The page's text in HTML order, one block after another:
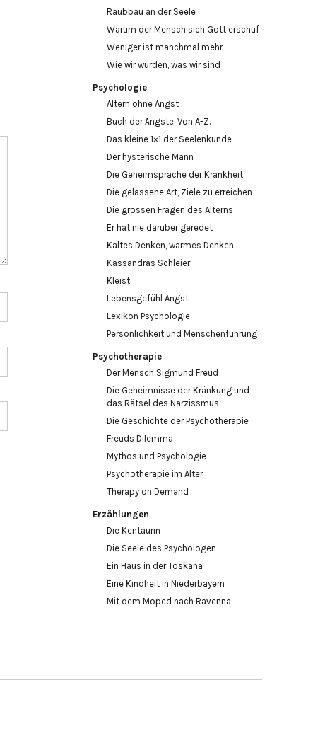
Raubbau an der Seele
Warum der Mensch sich Gott erschuf
Weniger ist manchmal mehr
Wie wir wurden, was wir sind
Psychologie
Altern ohne Angst
Buch der Ängste. Von A-Z.
Das kleine 1×1 der Seelenkunde
Der hysterische Mann
Die Geheimsprache der Krankheit
Die gelassene Art, Ziele zu erreichen
Die grossen Fragen des Alterns
Er hat nie darüber geredet
Kaltes Denken, warmes Denken
Kassandras Schleier
Kleist
Lebensgefühl Angst
Lexikon Psychologie
Persönlichkeit und Menschenführung
Psychotherapie
Der Mensch Sigmund Freud
Die Geheimnisse der Kränkung und
das Rätsel des Narzissmus
Die Geschichte der Psychotherapie
Freuds Dilemma
Mythos und Psychologie
Psychotherapie im Alter
Therapy on Demand
Erzählungen
Die Kentaurin
Die Seele des Psychologen
Ein Haus in der Toskana
Eine Kindheit in Niederbayern
Mit dem Moped nach Ravenna